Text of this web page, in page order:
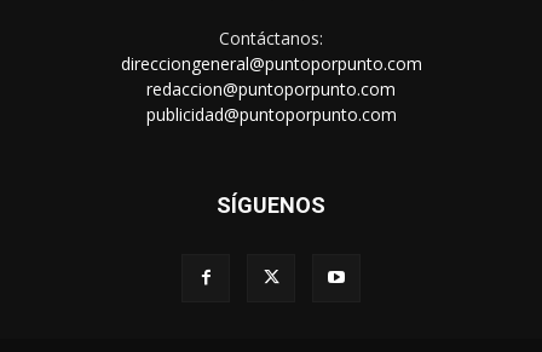
Contáctanos:
direcciongeneral@puntoporpunto.com
redaccion@puntoporpunto.com
publicidad@puntoporpunto.com
SÍGUENOS